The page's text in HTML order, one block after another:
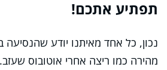
תפתיע אתכם!
נכון, כל אחד מאיתנו יודע שהנסיעה
מהירה כמו ריצה אחרי אוטובוס